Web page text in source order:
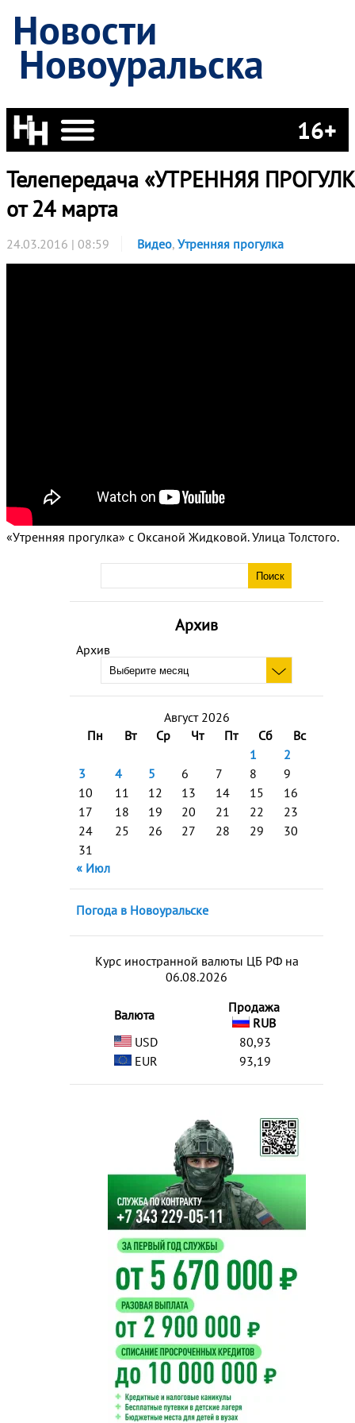
Новости
Новоуральска
16+
Архив
Архив
Август 2026
Пн
Вт Ср Чт Пт Сб
Вс
1
2
3
4 5 6 7 8
9
10
11 12 13 14 15
16
17
18 19 20 21 22
23
24
25 26 27 28 29
30
31
« Июл
Погода в Новоуральске
Курс иностранной валюты ЦБ РФ на
06.08.2026
Валюта
Продажа
RUB
USD
80,93
EUR
93,19
Телепередача «УТРЕННЯЯ
от 24 марта
24.03.2016 | 08:59 Видео, Утренняя прогулка
«Утренняя прогулка» с Оксаной Жидковой. Улица Толстого.